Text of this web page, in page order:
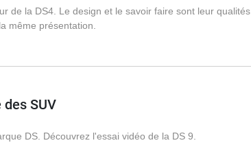
de la DS4. Le design et le savoir faire sont leur qualités
même présentation.
des SUV
DS. Découvrez l'essai vidéo de la DS 9.